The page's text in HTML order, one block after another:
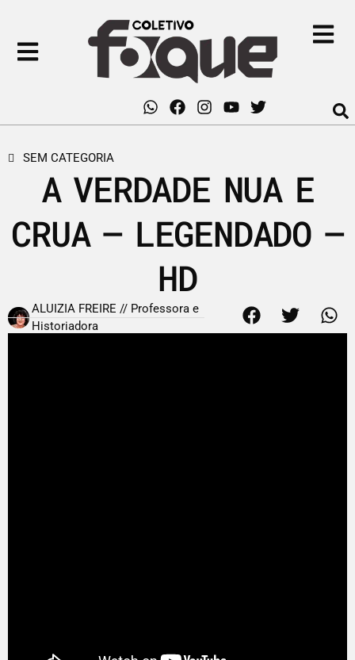
SEM CATEGORIA
A VERDADE NUA E
CRUA – LEGENDADO –
HD
ALUIZIA FREIRE // Professora e
Historiadora